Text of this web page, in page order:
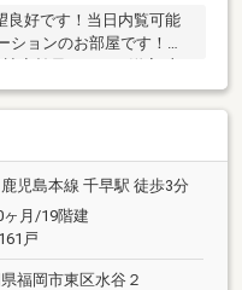
良好です！当日内覧可能
ョンのお部屋です！・
音効果あり！（洋室2部
だけで水が出る自動水栓
水洗浄はもちろん、使用
浄機能付き！フタも自動
ゆったり腰掛けて過ごす
浴室テレビ、バス天井サ
洗器！その他詳細は担当
り駅、小中学校、スー
ンビニ 徒歩約10分圏内
！
鹿児島本線 千早駅 徒歩3分
ヶ月/19階建
戸
福岡市東区水谷２